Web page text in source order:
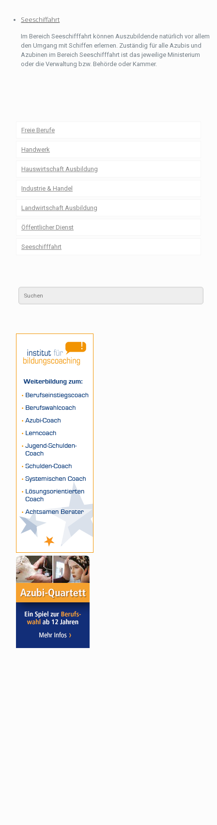
Seeschiffahrt
Im Bereich Seeschifffahrt können Auszubildende natürlich vor allem
den Umgang mit Schiffen erlernen. Zuständig für alle Azubis und
Azubinen im Bereich Seeschifffahrt ist das jeweilige Ministerium
oder die Verwaltung bzw. Behörde oder Kammer.
Freie Berufe
Handwerk
Hauswirtschaft Ausbildung
Industrie & Handel
Landwirtschaft Ausbildung
Öffentlicher Dienst
Seeschifffahrt